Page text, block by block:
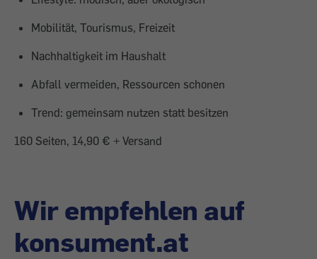
Mobilität, Tourismus, Freizeit
Nachhaltigkeit im Haushalt
Abfall vermeiden, Ressourcen schonen
Trend: gemeinsam nutzen statt besitzen
160 Seiten, 14,90 € + Versand
Wir empfehlen auf
konsument.at